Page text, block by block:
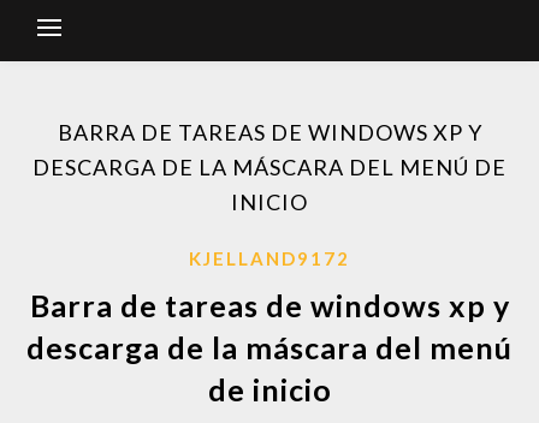
BARRA DE TAREAS DE WINDOWS XP Y
DESCARGA DE LA MÁSCARA DEL MENÚ DE
INICIO
KJELLAND9172
Barra de tareas de windows xp y
descarga de la máscara del menú
de inicio